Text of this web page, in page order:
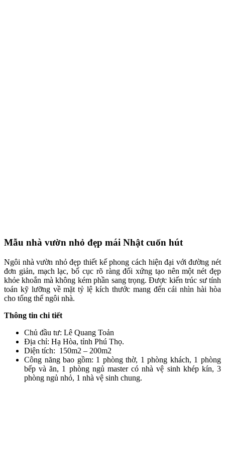
Mẫu nhà vườn nhỏ đẹp mái Nhật cuốn hút
Ngôi nhà vườn nhỏ đẹp thiết kế phong cách hiện đại với đường nét
đơn giản, mạch lạc, bố cục rõ ràng đối xứng tạo nên một nét đẹp
khỏe khoắn mà không kém phần sang trọng. Được kiến trúc sư tính
toán kỹ lưỡng về mặt tỷ lệ kích thước mang đến cái nhìn hài hòa
cho tổng thể ngôi nhà.
Thông tin chi tiết
Chủ đầu tư: Lê Quang Toản
Địa chỉ: Hạ Hòa, tỉnh Phú Thọ.
Diện tích: 150m2 – 200m2
Công năng bao gồm: 1 phòng thờ, 1 phòng khách, 1 phòng
bếp và ăn, 1 phòng ngủ master có nhà vệ sinh khép kín, 3
phòng ngủ nhỏ, 1 nhà vệ sinh chung.